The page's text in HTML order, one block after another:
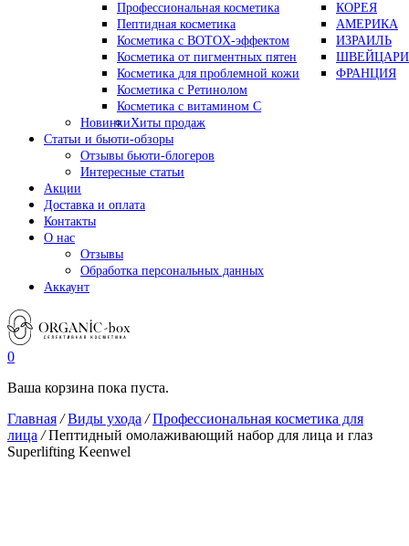
Профессиональная косметика
Пептидная косметика
Косметика с BOTOX-эффектом
Косметика от пигментных пятен
Косметика для проблемной кожи
Косметика с Ретинолом
Косметика с витамином С
КОРЕЯ
АМЕРИКА
ИЗРАИЛЬ
ФРАНЦИЯ
НовинкиХиты продаж
Статьи и бьюти-обзоры
Отзывы бьюти-блогеров
Интересные статьи
Акции
Доставка и оплата
Контакты
О нас
Отзывы
Обработка персональных данных
Аккаунт
0
Ваша корзина пока пуста.
Главная /Виды ухода /Профессиональная косметика для
лица /Пептидный омолаживающий набор для лица и глаз
Superlifting Keenwel